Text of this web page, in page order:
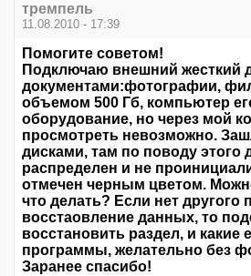
тремпель
11.08.2010 - 17:39
Помогите советом!
Подключаю внешний жесткий
документами:фотографии,
объемом 500 Гб, компьютер
оборудование, но через мой
просмотреть невозможно.
дисками, там по поводу этого
распределен и не
отмечен черным цветом.
что делать? Если нет другого
восстаовление данных, то
восстановить раздел, и какие
программы, желательно без
Заранее спасибо!